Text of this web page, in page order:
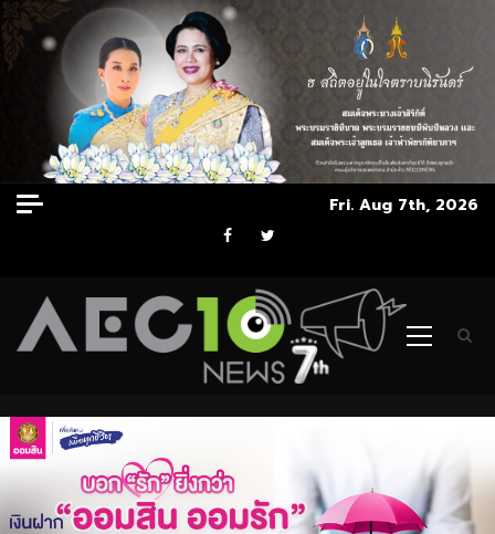
Skip
to
Fri. Aug 7th, 2026
Facebook
Twitter
Primary